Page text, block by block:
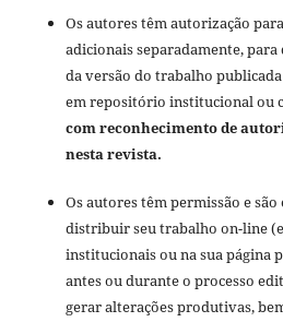
Os autores têm autorização
adicionais separadamente,
da versão do trabalho
em repositório institucional ou
com reconhecimento de
nesta revista.
Os autores têm permissão e
distribuir seu trabalho on-line
institucionais ou na sua página
antes ou durante o processo
gerar alterações produtivas,